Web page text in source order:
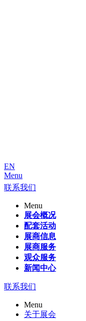
EN
Menu
联系我们
Menu
展会概况
配套活动
展商信息
展商服务
观众服务
新闻中心
联系我们
Menu
关于展会